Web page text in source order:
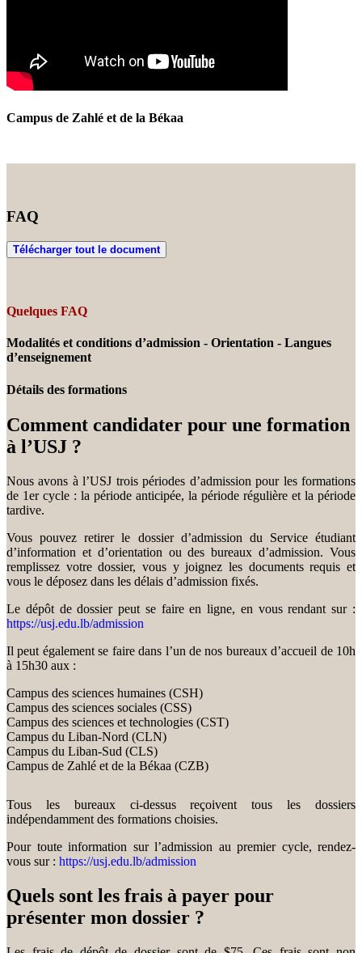
Campus de Zahlé et de la Békaa
FAQ
Télécharger tout le document
Quelques FAQ
Modalités et conditions d’admission - Orientation - Langues
d’enseignement
Détails des formations
Comment candidater pour une formation
à l’USJ ?
Nous avons à l’USJ trois périodes d’admission pour les formations
de 1er cycle : la période anticipée, la période régulière et la période
tardive.
Vous pouvez retirer le dossier d’admission du Service étudiant
d’information et d’orientation ou des bureaux d’admission. Vous
remplissez votre dossier, vous y joignez les documents requis et
vous le déposez dans les délais d’admission fixés.
Le dépôt de dossier peut se faire en ligne, en vous rendant sur :
https://usj.edu.lb/admission
Il peut également se faire dans l’un de nos bureaux d’accueil de 10h
à 15h30 aux :
Campus des sciences humaines (CSH)
Campus des sciences sociales (CSS)
Campus des sciences et technologies (CST)
Campus du Liban-Nord (CLN)
Campus du Liban-Sud (CLS)
Campus de Zahlé et de la Békaa (CZB)
Tous les bureaux ci-dessus reçoivent tous les dossiers
indépendamment des formations choisies.
Pour toute information sur l’admission au premier cycle, rendez-
vous sur : https://usj.edu.lb/admission
Quels sont les frais à payer pour
présenter mon dossier ?